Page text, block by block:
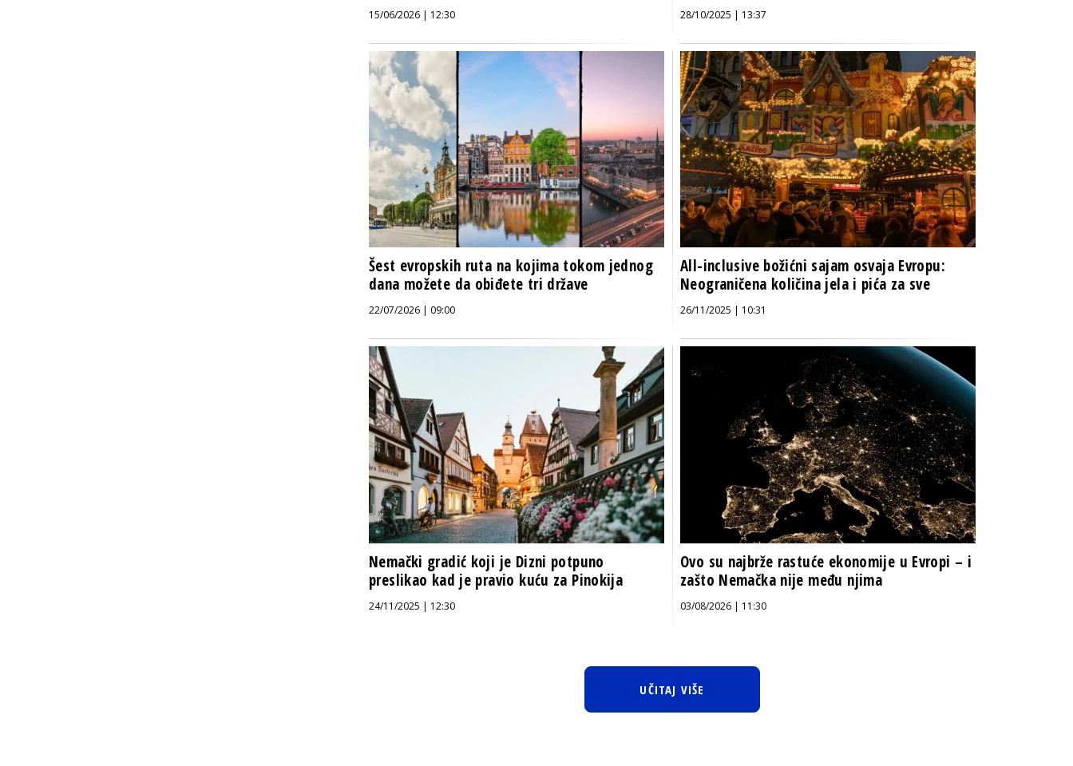
15/06/2026 | 12:30 28/10/2025 | 13:37
Šest evropskih ruta na kojima tokom jednog
dana možete da obiđete tri države
22/07/2026 | 09:00
All-inclusive božićni sajam osvaja Evropu:
Neograničena količina jela i pića za sve
26/11/2025 | 10:31
Nemački gradić koji je Dizni potpuno
preslikao kad je pravio kuću za Pinokija
24/11/2025 | 12:30
Ovo su najbrže rastuće ekonomije u Evropi – i
zašto Nemačka nije među njima
03/08/2026 | 11:30
UČITAJ VIŠE